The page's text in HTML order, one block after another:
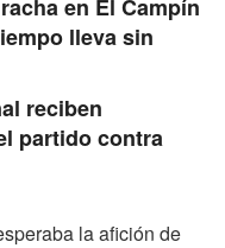
en El Campín
lleva sin
reciben
partido contra
la afición de